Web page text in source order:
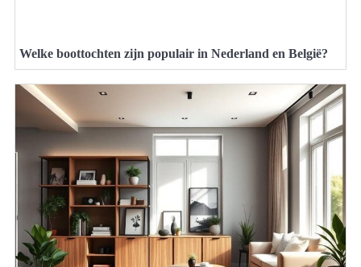
Welke boottochten zijn populair in Nederland en België?